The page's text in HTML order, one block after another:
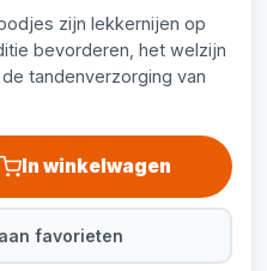
zijn lekkernijen op
bevorderen, het welzijn
tandenverzorging van
In winkelwagen
favorieten